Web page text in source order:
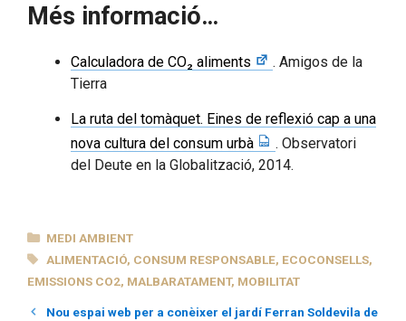
Més informació…
Calculadora de CO₂ aliments
. Amigos de la
Tierra
La ruta del tomàquet. Eines de reflexió cap a una
nova cultura del consum urbà
. Observatori
del Deute en la Globalització, 2014.
CATEGORIES
MEDI AMBIENT
ETIQUETES
ALIMENTACIÓ, CONSUM RESPONSABLE, ECOCONSELLS,
EMISSIONS CO2, MALBARATAMENT, MOBILITAT
Nou espai web per a conèixer el jardí Ferran Soldevila de